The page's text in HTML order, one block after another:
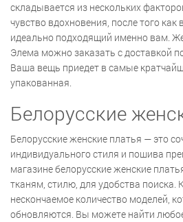
складывается из нескольких
чувство вдохновения, после того как
идеально подходящий именно вам.
Элема можно заказать с доставкой
Ваша вещь приедет в самые
упакованная.
Белорусские
Белорусские женские платья — это
индивидуального стиля и пошива
магазине белорусские женские
тканям, стилю, для удобства поиска.
нескончаемое количество моделей,
обновляются. Вы можете найти